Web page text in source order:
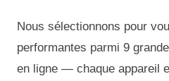
Nous sélectionnons pour
performantes parmi 9
en ligne — chaque appareil